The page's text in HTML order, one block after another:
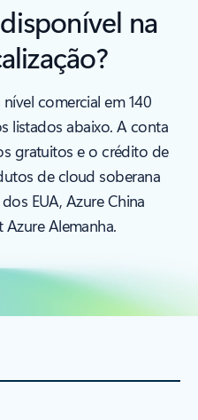
na
comercial em 140
listados abaixo. A conta
gratuitos e o crédito de
de cloud soberana
EUA, Azure China
Alemanha.